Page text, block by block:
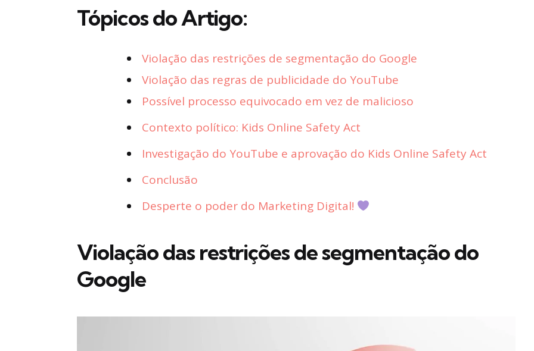
Tópicos do Artigo:
Violação das restrições de segmentação do Google
Violação das regras de publicidade do YouTube
Possível processo equivocado em vez de malicioso
Contexto político: Kids Online Safety Act
Investigação do YouTube e aprovação do Kids Online Safety Act
Conclusão
Desperte o poder do Marketing Digital!
Violação das restrições de segmentação do
Google